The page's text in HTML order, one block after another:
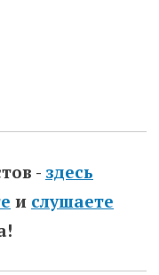
- здесь
и слушаете